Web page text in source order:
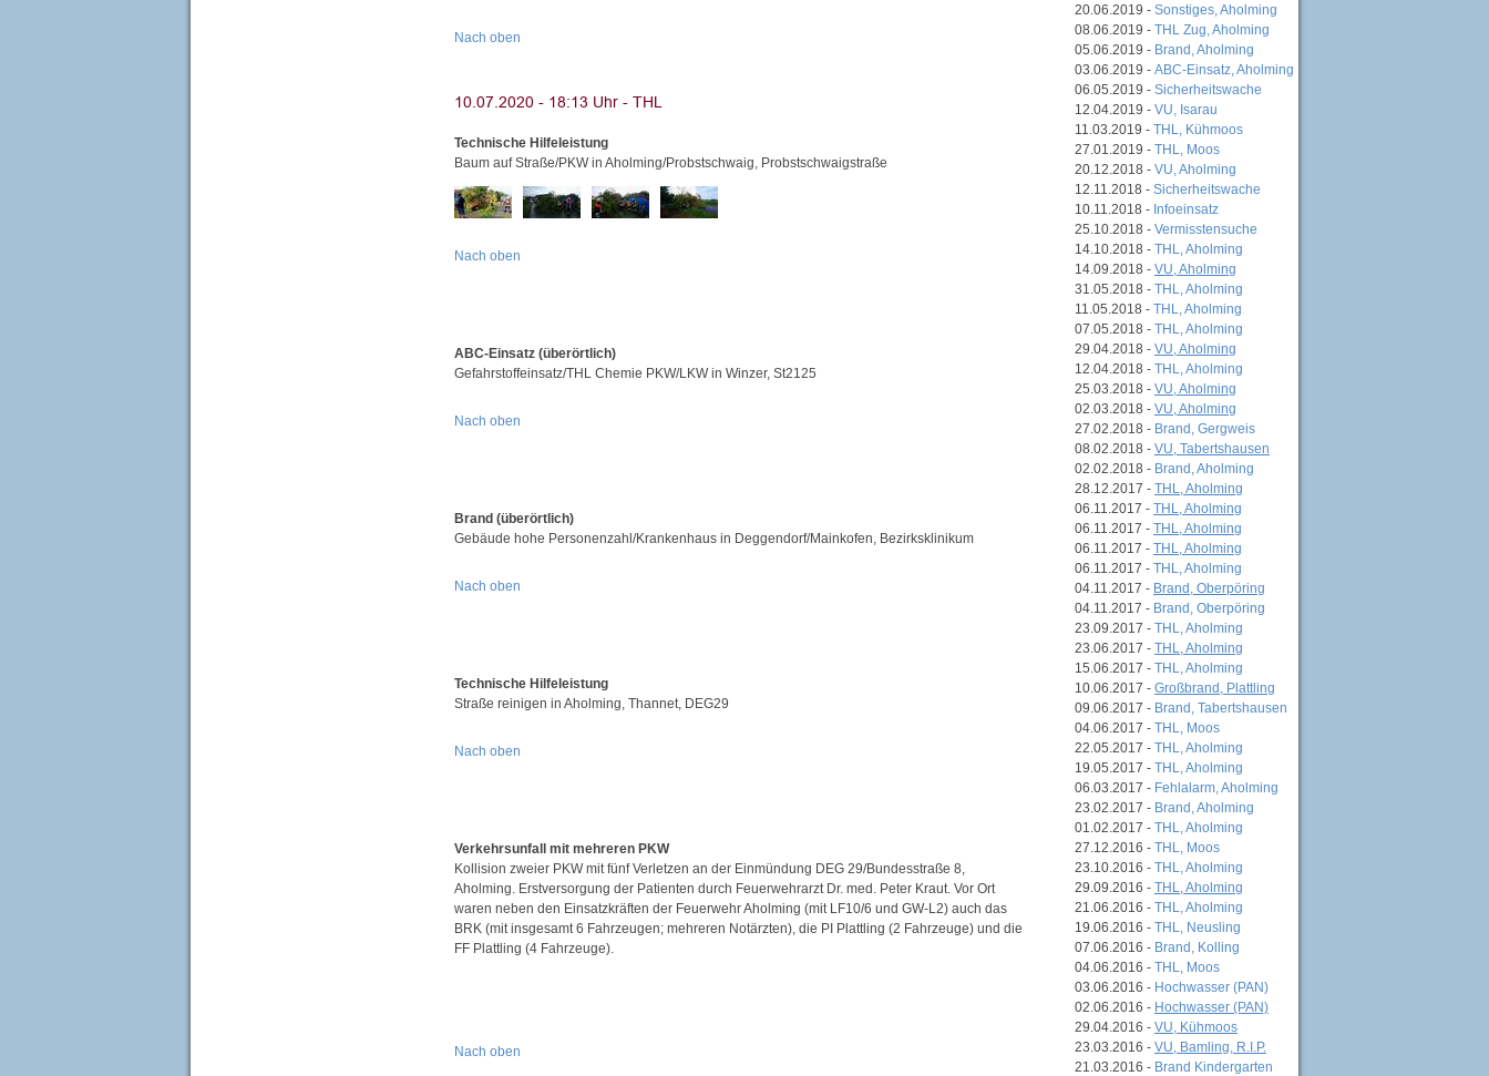
Nach oben
Technische Hilfeleistung
Baum auf Straße/PKW in Aholming/Probstschwaig, Probstschwaigstraße
Nach oben
ABC-Einsatz (überörtlich)
Gefahrstoffeinsatz/THL Chemie PKW/LKW in Winzer, St2125
Nach oben
Brand (überörtlich)
Gebäude hohe Personenzahl/Krankenhaus in Deggendorf/Mainkofen, Bezirksklinikum
Nach oben
Technische Hilfeleistung
Straße reinigen in Aholming, Thannet, DEG29
Nach oben
Verkehrsunfall mit mehreren PKW
Kollision zweier PKW mit fünf Verletzen an der Einmündung DEG 29/Bundesstraße 8,
Aholming. Erstversorgung der Patienten durch Feuerwehrarzt Dr. med. Peter Kraut. Vor Ort
waren neben den Einsatzkräften der Feuerwehr Aholming (mit LF10/6 und GW-L2) auch das
BRK (mit insgesamt 6 Fahrzeugen; mehreren Notärzten), die PI Plattling (2 Fahrzeuge) und die
FF Plattling (4 Fahrzeuge).
Nach oben
20.06.2019 - Sonstiges, Aholming
08.06.2019 - THL Zug, Aholming
05.06.2019 - Brand, Aholming
03.06.2019 - ABC-Einsatz, Aholming
06.05.2019 - Sicherheitswache
12.04.2019 - VU, Isarau
11.03.2019 - THL, Kühmoos
27.01.2019 - THL, Moos
20.12.2018 - VU, Aholming
12.11.2018 - Sicherheitswache
10.11.2018 - Infoeinsatz
25.10.2018 - Vermisstensuche
14.10.2018 - THL, Aholming
14.09.2018 - VU, Aholming
31.05.2018 - THL, Aholming
11.05.2018 - THL, Aholming
07.05.2018 - THL, Aholming
29.04.2018 - VU, Aholming
12.04.2018 - THL, Aholming
25.03.2018 - VU, Aholming
02.03.2018 - VU, Aholming
27.02.2018 - Brand, Gergweis
08.02.2018 - VU, Tabertshausen
02.02.2018 - Brand, Aholming
28.12.2017 - THL, Aholming
06.11.2017 - THL, Aholming
06.11.2017 - THL, Aholming
06.11.2017 - THL, Aholming
06.11.2017 - THL, Aholming
04.11.2017 - Brand, Oberpöring
04.11.2017 - Brand, Oberpöring
23.09.2017 - THL, Aholming
23.06.2017 - THL, Aholming
15.06.2017 - THL, Aholming
10.06.2017 - Großbrand, Plattling
09.06.2017 - Brand, Tabertshausen
04.06.2017 - THL, Moos
22.05.2017 - THL, Aholming
19.05.2017 - THL, Aholming
06.03.2017 - Fehlalarm, Aholming
23.02.2017 - Brand, Aholming
01.02.2017 - THL, Aholming
27.12.2016 - THL, Moos
23.10.2016 - THL, Aholming
29.09.2016 - THL, Aholming
21.06.2016 - THL, Aholming
19.06.2016 - THL, Neusling
07.06.2016 - Brand, Kolling
04.06.2016 - THL, Moos
03.06.2016 - Hochwasser (PAN)
02.06.2016 - Hochwasser (PAN)
29.04.2016 - VU, Kühmoos
23.03.2016 - VU, Bamling, R.I.P.
21.03.2016 - Brand Kindergarten